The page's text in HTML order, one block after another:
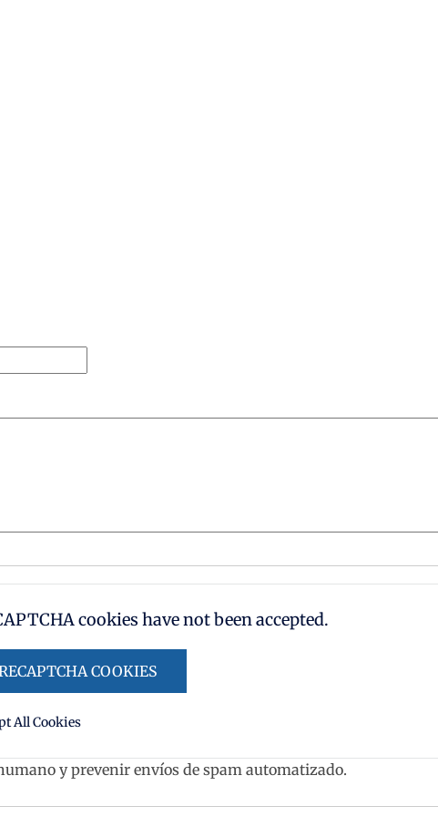
cookies have not been accepted.
COOKIES
All Cookies
y prevenir envíos de spam automatizado.